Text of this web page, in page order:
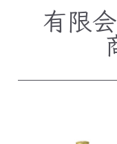
有限